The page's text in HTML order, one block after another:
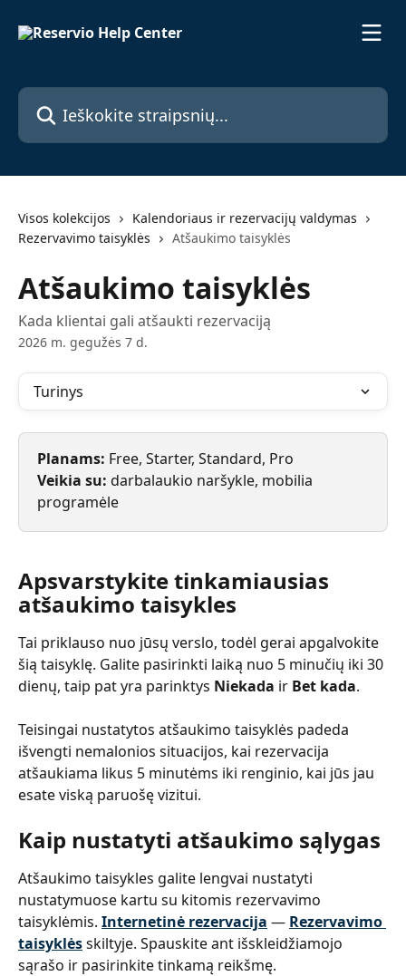
Ieškokite straipsnių...
Visos kolekcijos
Kalendoriaus ir rezervacijų valdymas
Rezervavimo taisyklės
Atšaukimo taisyklės
Atšaukimo taisyklės
Kada klientai gali atšaukti rezervaciją
2026 m. gegužės 7 d.
Turinys
Planams: Free, Starter, Standard, Pro
Veikia su: darbalaukio naršykle, mobilia
programėle
Apsvarstykite tinkamiausias
atšaukimo taisykles
Tai priklauso nuo jūsų verslo, todėl gerai apgalvokite
šią taisyklę. Galite pasirinkti laiką nuo 5 minučių iki 30
dienų, taip pat yra parinktys Niekada ir Bet kada.
Teisingai nustatytos atšaukimo taisyklės padeda
išvengti nemalonios situacijos, kai rezervacija
atšaukiama likus 5 minutėms iki renginio, kai jūs jau
esate viską paruošę vizitui.
Kaip nustatyti atšaukimo sąlygas
Atšaukimo taisykles galite lengvai nustatyti
nustatymuose kartu su kitomis rezervavimo
taisyklėmis. Internetinė rezervacija — Rezervavimo
taisyklės skiltyje. Spauskite ant išskleidžiamojo
sąrašo ir pasirinkite tinkamą reikšmę.